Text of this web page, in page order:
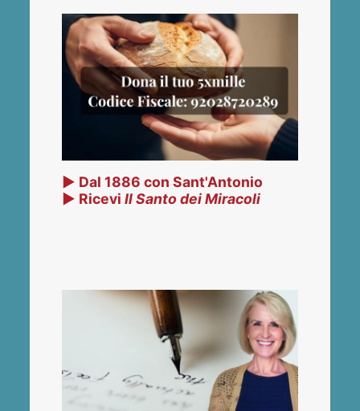
▶ Dal 1886 con Sant'Antonio
▶ RiceviIl Santo dei Miracoli